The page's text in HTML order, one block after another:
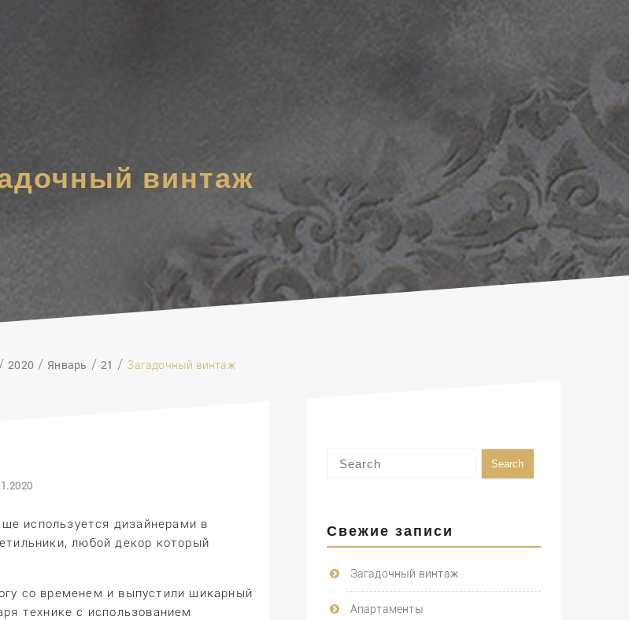
винтаж
2020 Январь 21 Загадочный винтаж
используется дизайнерами в
любой декор который
со временем и выпустили шикарный
технике с использованием
Свежие записи
Загадочный винтаж
Апартаменты